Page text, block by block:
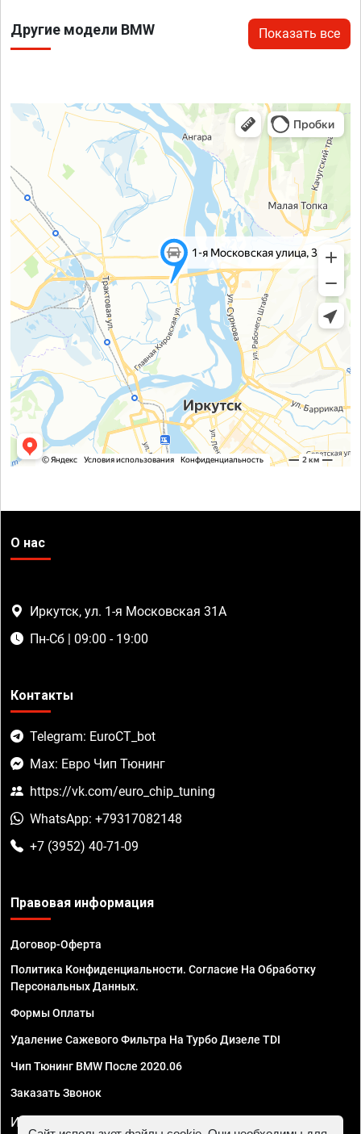
Другие модели BMW Показать все
О нас
Иркутск, ул. 1-я Московская 31А
Пн-Сб | 09:00 - 19:00
Контакты
Telegram: EuroCT_bot
Max: Евро Чип Тюнинг
https://vk.com/euro_chip_tuning
WhatsApp: +79317082148
+7 (3952) 40-71-09
Правовая информация
Договор-Оферта
Политика Конфиденциальности. Согласие На Обработку
Персональных Данных.
Формы Оплаты
Удаление Сажевого Фильтра На Турбо Дизеле TDI
Чип Тюнинг BMW После 2020.06
Заказать Звонок
ИП Смирнов Георгий Павлович. ИНН 781302555843,